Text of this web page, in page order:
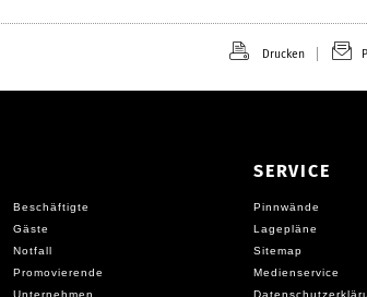
Drucken
Beschäftigte
Gäste
Notfall
Promovierende
Unternehmen
SERVICE
Pinnwände
Lagepläne
Sitemap
Medienservice